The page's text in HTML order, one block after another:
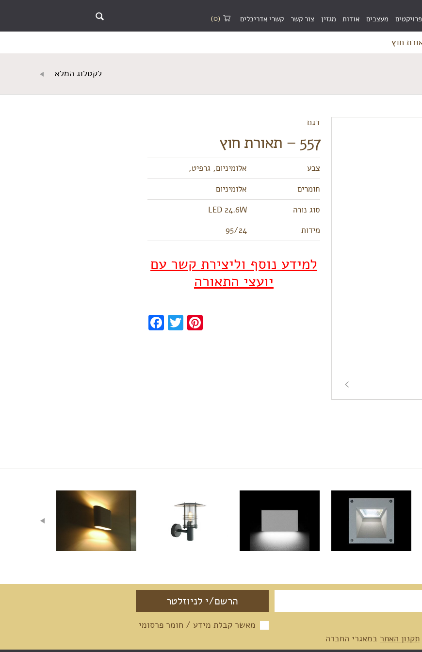
(0) פרויקטים מעצבים אודות מגזין צור קשר קשרי אדריכלים
לקטלוג המלא
דגם
557 – תאורת חוץ
צבע
אלומיניום, גרפיט,
חומרים
אלומיניום
סוג נורה
LED 24.6W
מידות
95/24
למידע נוסף וליצירת קשר עם
יועצי התאורה
FacebookTwitterPinterest
מאשר קבלת מידע / חומר פרסומי
תקנון האתר במאגרי החברה